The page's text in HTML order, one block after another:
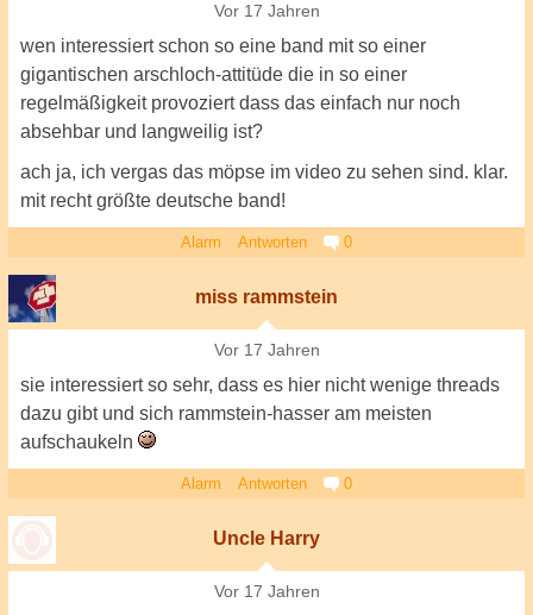
Vor 17 Jahren
wen interessiert schon so eine band mit so einer
gigantischen arschloch-attitüde die in so einer
regelmäßigkeit provoziert dass das einfach nur noch
absehbar und langweilig ist?
ach ja, ich vergas das möpse im video zu sehen sind. klar.
mit recht größte deutsche band!
Alarm Antworten 0
miss rammstein
Vor 17 Jahren
sie interessiert so sehr, dass es hier nicht wenige threads
dazu gibt und sich rammstein-hasser am meisten
aufschaukeln
Alarm Antworten 0
Uncle Harry
Vor 17 Jahren